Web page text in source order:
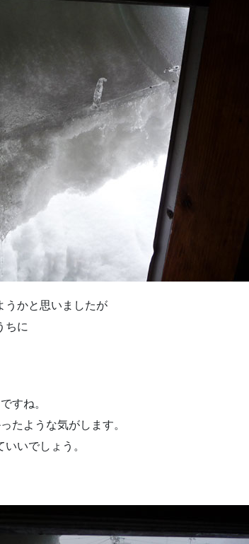
うかと思いましたが
ちに
すね。
たような気がします。
いでしょう。